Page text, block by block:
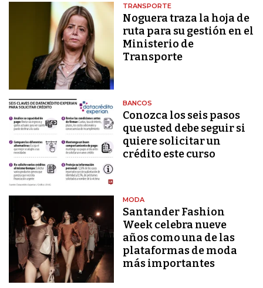
TRANSPORTE
Noguera traza la hoja de
ruta para su gestión en el
Ministerio de
Transporte
BANCOS
Conozca los seis pasos
que usted debe seguir si
quiere solicitar un
crédito este curso
MODA
Santander Fashion
Week celebra nueve
años como una de las
plataformas de moda
más importantes